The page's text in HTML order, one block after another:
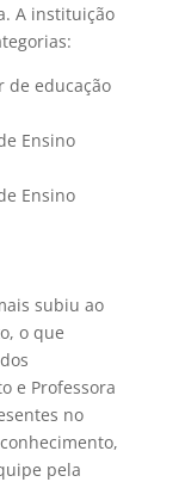
A instituição
de educação
Ensino
Ensino
subiu ao
o que
e Professora
no
pela